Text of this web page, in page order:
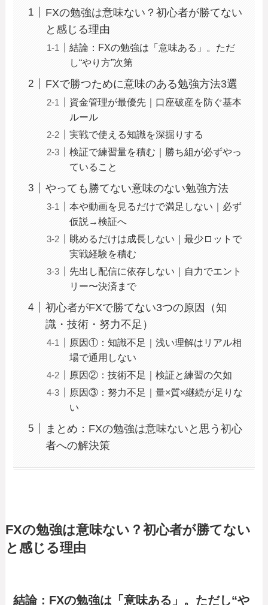
FXの勉強は意味ない？初心者が勝てない
と感じる理由
結論：FXの勉強は「意味ある」。ただ
し“やり方”次第
FXで勝つために意味のある勉強方法3選
資金管理が最優先｜口座破産を防ぐ基本
ルール
実戦で使える知識を深掘りする
検証で練習量を積む｜勝ち組が必ずやっ
ていること
やっても勝てない意味のない勉強方法
本や動画を見るだけで満足しない｜必ず
仮説→検証へ
眺めるだけは成長しない｜最少ロットで
実戦経験を積む
先出し配信に依存しない｜自力でエント
リー〜決済まで
初心者がFXで勝てない3つの原因（知
識・技術・努力不足）
原因①：知識不足｜浅い理解はリアル相
場で通用しない
原因②：技術不足｜検証と練習の欠如
原因③：努力不足｜量×質×継続が足りな
い
まとめ：FXの勉強は意味ないと思う初心
者への解決策
FXの勉強は意味ない？初心者が勝てない
と感じる理由
結論：FXの勉強は「意味ある」。ただし“や